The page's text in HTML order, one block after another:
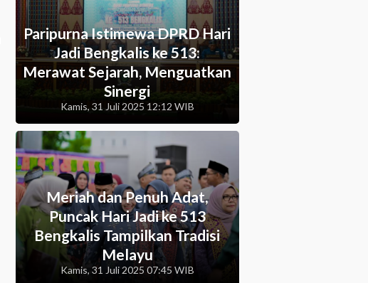
Paripurna Istimewa DPRD Hari
Jadi Bengkalis ke 513:
Merawat Sejarah, Menguatkan
Sinergi
Kamis, 31 Juli 2025 12:12 WIB
Meriah dan Penuh Adat,
Puncak Hari Jadi ke 513
Bengkalis Tampilkan Tradisi
Melayu
Kamis, 31 Juli 2025 07:45 WIB